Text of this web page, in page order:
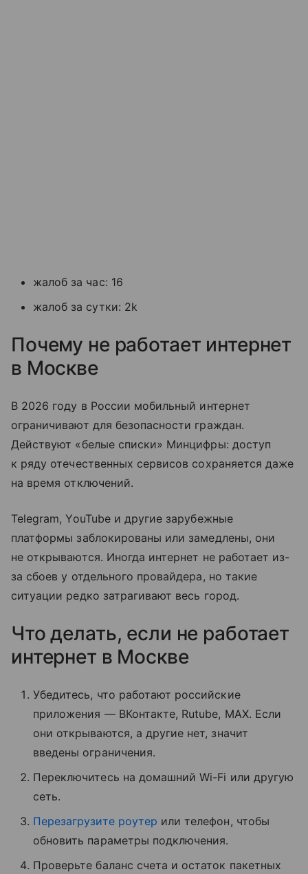
жалоб за час: 16
жалоб за сутки: 2k
Почему не работает интернет
в Москве
В 2026 году в России мобильный интернет
ограничивают для безопасности граждан.
Действуют «белые списки» Минцифры: доступ
к ряду отечественных сервисов сохраняется даже
на время отключений.
Telegram, YouTube и другие зарубежные
платформы заблокированы или замедлены, они
не открываются. Иногда интернет не работает из-
за сбоев у отдельного провайдера, но такие
ситуации редко затрагивают весь город.
Что делать, если не работает
интернет в Москве
Убедитесь, что работают российские
приложения — ВКонтакте, Rutube, MAX. Если
они открываются, а другие нет, значит
введены ограничения.
Переключитесь на домашний Wi-Fi или другую
сеть.
Перезагрузите роутер или телефон, чтобы
обновить параметры подключения.
Проверьте баланс счета и остаток пакетных